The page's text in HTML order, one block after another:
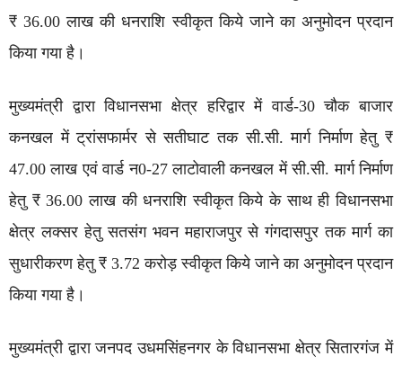
₹ 36.00 लाख की धनराशि स्वीकृत किये जाने का अनुमोदन प्रदान
किया गया है।
मुख्यमंत्री द्वारा विधानसभा क्षेत्र हरिद्वार में वार्ड-30 चौक बाजार
कनखल में ट्रांसफार्मर से सतीघाट तक सी.सी. मार्ग निर्माण हेतु ₹
47.00 लाख एवं वार्ड न0-27 लाटोवाली कनखल में सी.सी. मार्ग निर्माण
हेतु ₹ 36.00 लाख की धनराशि स्वीकृत किये के साथ ही विधानसभा
क्षेत्र लक्सर हेतु सतसंग भवन महाराजपुर से गंगदासपुर तक मार्ग का
सुधारीकरण हेतु ₹ 3.72 करोड़ स्वीकृत किये जाने का अनुमोदन प्रदान
किया गया है।
मुख्यमंत्री द्वारा जनपद उधमसिंहनगर के विधानसभा क्षेत्र सितारगंज में